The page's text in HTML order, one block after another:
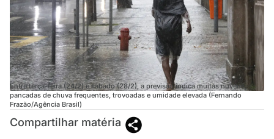
Entre terça-feira (24/2) e sábado (28/2), a previsão indica muitas nuvens,
pancadas de chuva frequentes, trovoadas e umidade elevada (Fernando
Frazão/Agência Brasil)
Compartilhar matéria